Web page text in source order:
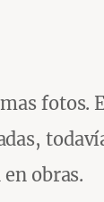
fotos.
obras.